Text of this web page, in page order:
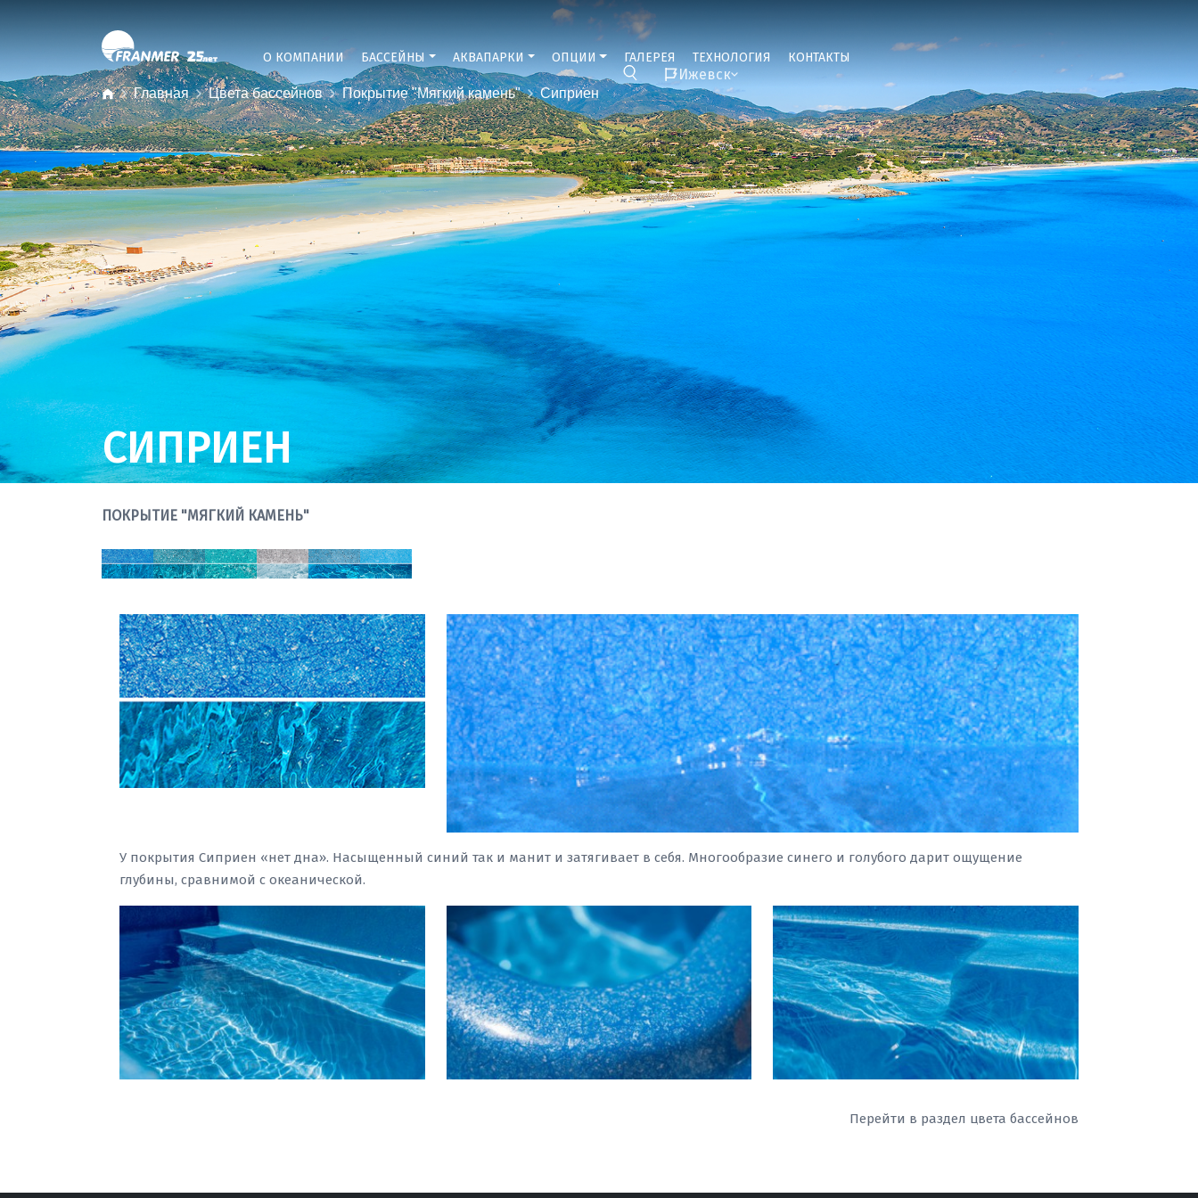
О КОМПАНИИ БАССЕЙНЫ АКВАПАРКИ ОПЦИИ ГАЛЕРЕЯ ТЕХНОЛОГИЯ КОНТАКТЫ
Ижевск
Главная Цвета бассейнов Покрытие "Мягкий камень" Сиприен
СИПРИЕН
ПОКРЫТИЕ "МЯГКИЙ КАМЕНЬ"
У покрытия Сиприен «нет дна». Насыщенный синий так и манит и затягивает в себя. Многообразие синего и голубого дарит ощущение
глубины, сравнимой с океанической.
Перейти в раздел цвета бассейнов